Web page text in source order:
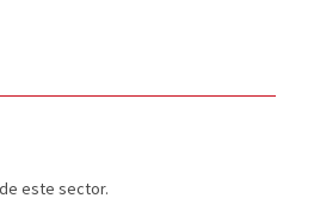
este sector.